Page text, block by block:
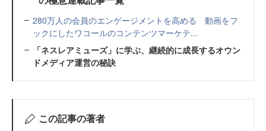
280万人の会員のエンゲージメントを高める 動画をフ
ックにしたワコールのコンテンツマーケテ...
「ネスレアミューズ」に学ぶ、継続的に成長するオウン
ドメディア運営の秘訣
この記事の著者